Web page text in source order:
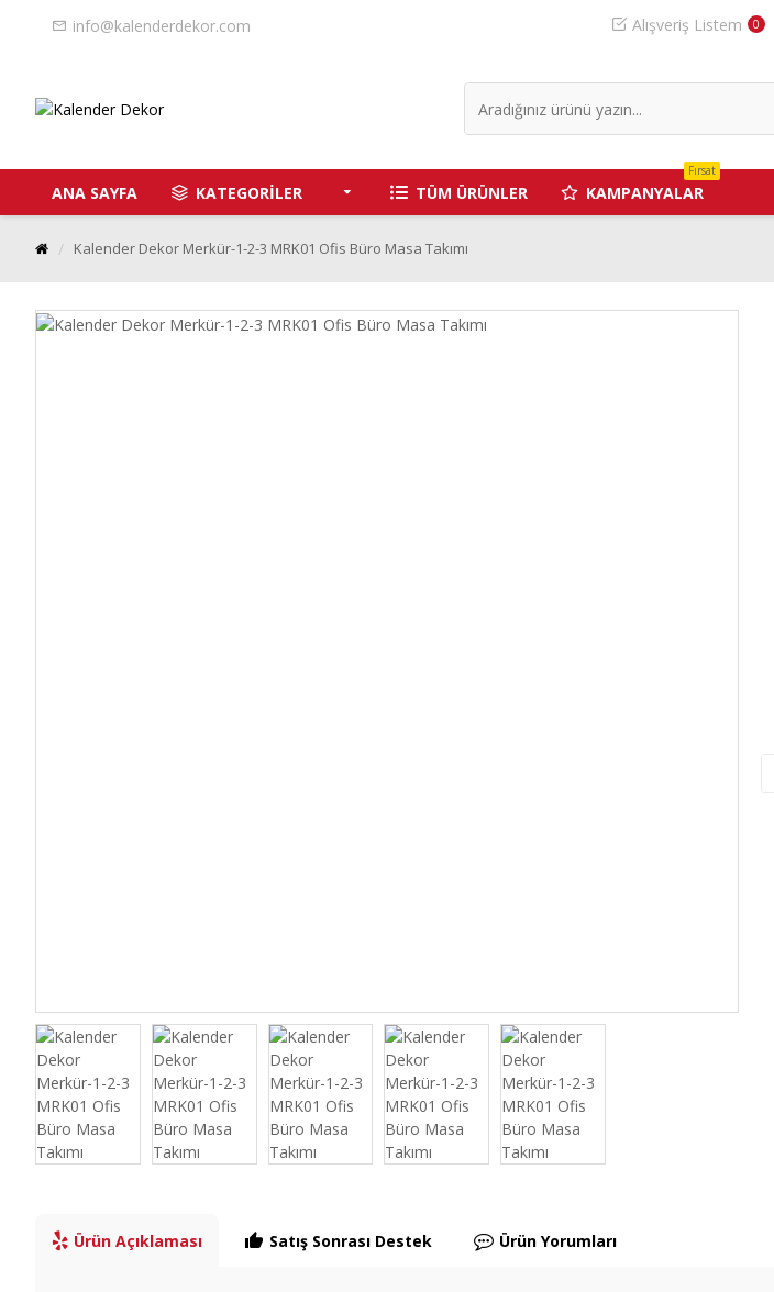
info@kalenderdekor.com Alışveriş Listem 0
ANA SAYFA KATEGORİLER TÜM ÜRÜNLER KAMPANYALAR
Fırsat
Kalender Dekor Merkür-1-2-3 MRK01 Ofis Büro Masa Takımı
Ürün Açıklaması Satış Sonrası Destek Ürün Yorumları